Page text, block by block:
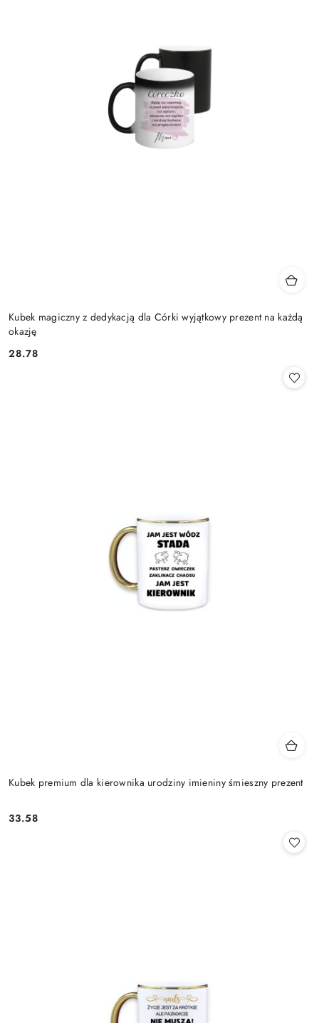
Kubek magiczny z dedykacją dla Córki wyjątkowy prezent na każdą
okazję
Cena:
28.78
Kubek premium dla kierownika urodziny imieniny śmieszny prezent
Cena:
33.58